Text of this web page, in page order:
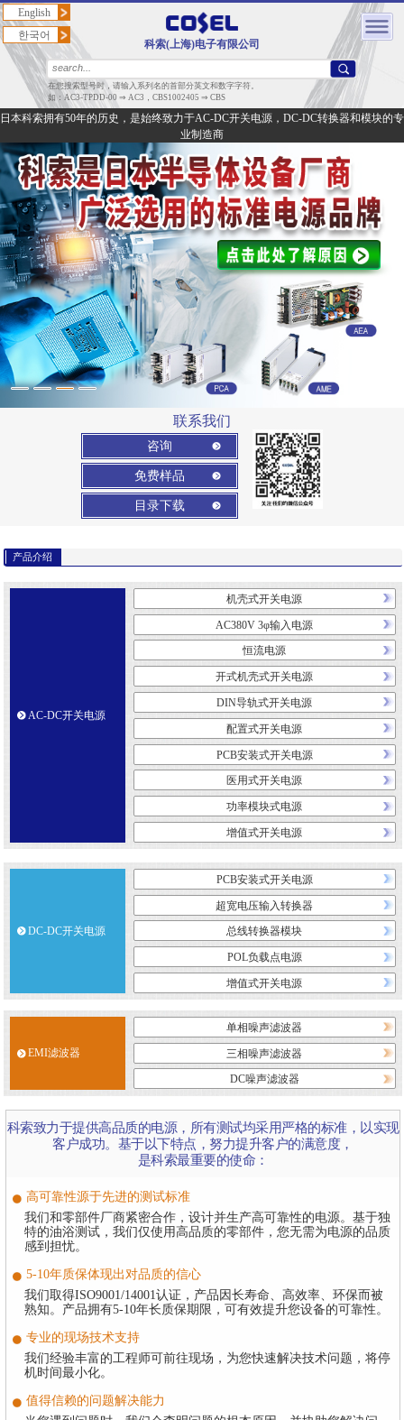
科索(上海)电子有限公司
English
한국어
在您搜索型号时，请输入系列名的首部分英文和数字字符。
如：AC3-TPDD-00 ⇒ AC3，CBS1002405 ⇒ CBS
日本科索拥有50年的历史，是始终致力于AC-DC开关电源，DC-DC转换器和模块的专
业制造商
联系我们
咨询
免费样品
目录下载
产品介绍
AC-DC开关电源
机壳式开关电源
AC380V 3φ输入电源
恒流电源
开式机壳式开关电源
DIN导轨式开关电源
配置式开关电源
PCB安装式开关电源
医用式开关电源
功率模块式电源
增值式开关电源
DC-DC开关电源
PCB安装式开关电源
超宽电压输入转换器
总线转换器模块
POL负载点电源
增值式开关电源
EMI滤波器
单相噪声滤波器
三相噪声滤波器
DC噪声滤波器
科索致力于提供高品质的电源，所有测试均采用严格的标准，以实现
客户成功。基于以下特点，努力提升客户的满意度，
是科索最重要的使命：
高可靠性源于先进的测试标准
我们和零部件厂商紧密合作，设计并生产高可靠性的电源。基于独
特的油浴测试，我们仅使用高品质的零部件，您无需为电源的品质
感到担忧。
5-10年质保体现出对品质的信心
我们取得ISO9001/14001认证，产品因长寿命、高效率、环保而被
熟知。产品拥有5-10年长质保期限，可有效提升您设备的可靠性。
专业的现场技术支持
我们经验丰富的工程师可前往现场，为您快速解决技术问题，将停
机时间最小化。
值得信赖的问题解决能力